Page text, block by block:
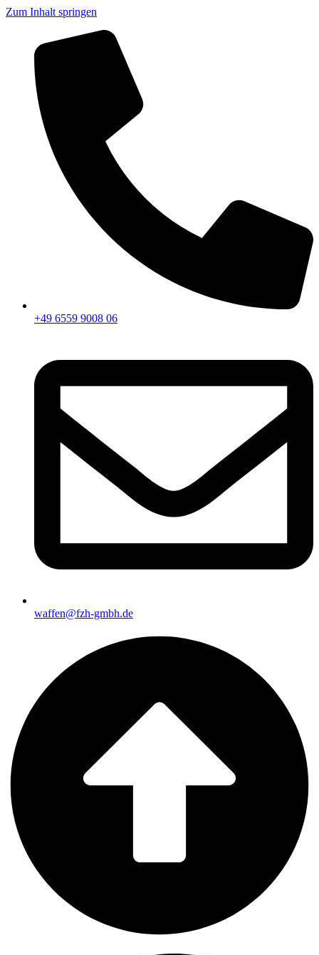
Zum Inhalt springen
+49 6559 9008 06
waffen@fzh-gmbh.de